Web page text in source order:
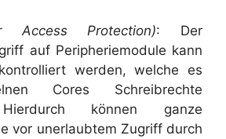
Access Protection): Der
auf Peripheriemodule kann
werden, welche es
Cores Schreibrechte
können ganze
vor unerlaubtem Zugriff durch